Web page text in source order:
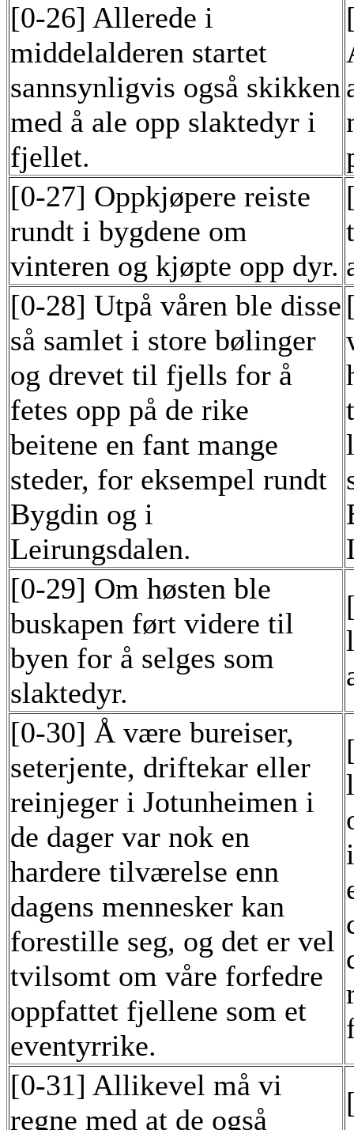
[0-26] Allerede i
middelalderen startet
sannsynligvis også skikken
med å ale opp slaktedyr i
fjellet.
[0-27] Oppkjøpere reiste
rundt i bygdene om
vinteren og kjøpte opp dyr.
[0-28] Utpå våren ble disse
så samlet i store bølinger
og drevet til fjells for å
fetes opp på de rike
beitene en fant mange
steder, for eksempel rundt
Bygdin og i
Leirungsdalen.
[0-29] Om høsten ble
buskapen ført videre til
byen for å selges som
slaktedyr.
[0-30] Å være bureiser,
seterjente, driftekar eller
reinjeger i Jotunheimen i
de dager var nok en
hardere tilværelse enn
dagens mennesker kan
forestille seg, og det er vel
tvilsomt om våre forfedre
oppfattet fjellene som et
eventyrrike.
[0-31] Allikevel må vi
regne med at de også